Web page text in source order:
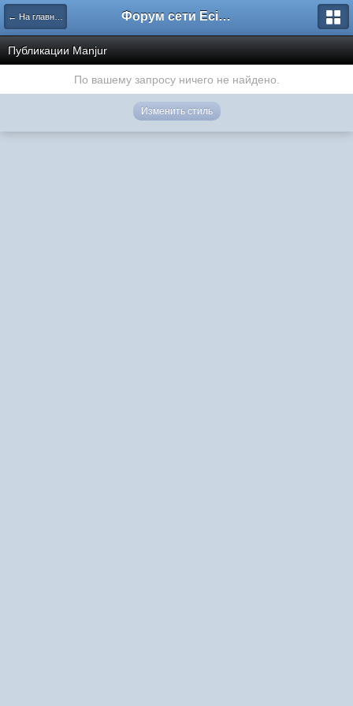
← На главную Форум сети EciлNet
Публикации Manjur
По вашему запросу ничего не найдено.
Изменить стиль